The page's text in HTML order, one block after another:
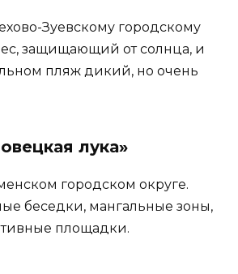
Зуевскому городскому
защищающий от солнца, и
пляж дикий, но очень
лука»
городском округе.
беседки, мангальные зоны,
площадки.